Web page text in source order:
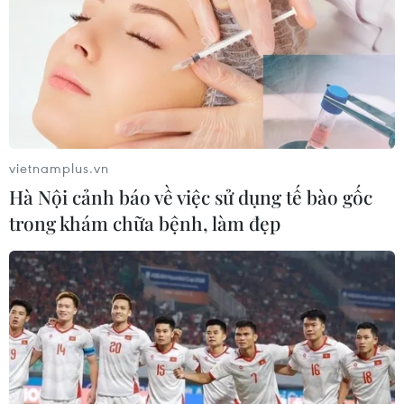
07/08/2026 04:40
Cần xử lý dứt điểm việc tập kết gỗ ở
hành lang an toàn giao thông Quốc
lộ 22B
07/08/2026 04:31
Phó Thủ tướng Phạm Thị Thanh Trà
dự lễ khởi công xây Trường THPT
Nam Đàn 1
07/08/2026 04:30
Gieo mầm tình yêu biển, đảo nơi
miền châu thổ sông Hồng
vietnamplus.vn
Hà Nội cảnh báo về việc sử dụng tế bào gốc
trong khám chữa bệnh, làm đẹp